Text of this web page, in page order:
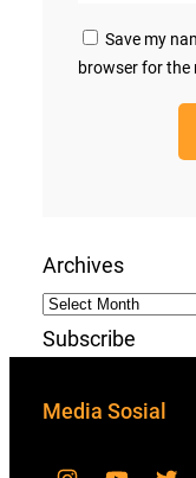
Save my
browser for the
Archives
Subscribe
Media Sosial